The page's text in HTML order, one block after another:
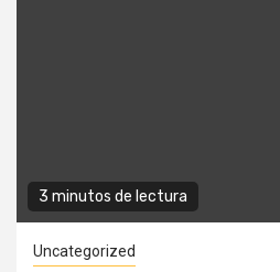
3 minutos de lectura
Uncategorized